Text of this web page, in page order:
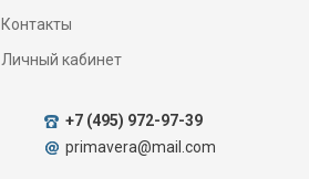
Контакты
Личный кабинет
+7 (495) 972-97-39
primavera@mail.com